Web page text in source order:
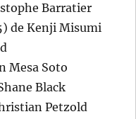
Barratier
de Kenji Misumi
Mesa Soto
Black
Petzold